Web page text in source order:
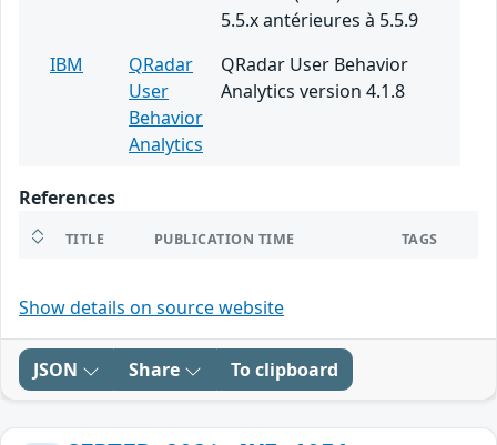
5.5.x antérieures à 5.5.9
IBM
QRadar
User
Behavior
Analytics
QRadar User Behavior
Analytics version 4.1.8
References
TITLE PUBLICATION TIME TAGS
Show details on source website
JSON Share To clipboard